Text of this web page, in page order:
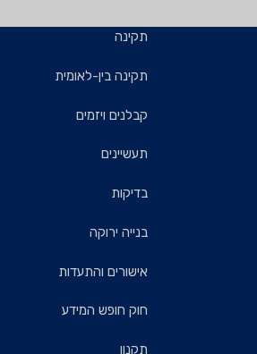
תקינה
תקינה בין-לאומית
קבלנים ויזמים
תעשיינים
בדיקות
בנייה ירוקה
אישורים והתעדות
חוק חופש המידע
תקנון